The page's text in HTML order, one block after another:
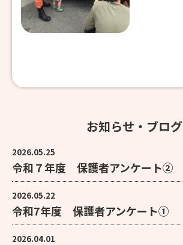
お知らせ・ブログ
2026.05.25
令和７年度 保護者アンケート②
2026.05.22
令和7年度 保護者アンケート①
2026.04.01